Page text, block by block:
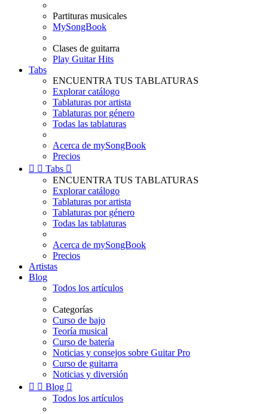
Partituras musicales
MySongBook
Clases de guitarra
Play Guitar Hits
Tabs
ENCUENTRA TUS TABLATURAS
Explorar catálogo
Tablaturas por artista
Tablaturas por género
Todas las tablaturas
Acerca de mySongBook
Precios
  Tabs 
ENCUENTRA TUS TABLATURAS
Explorar catálogo
Tablaturas por artista
Tablaturas por género
Todas las tablaturas
Acerca de mySongBook
Precios
Artistas
Blog
Todos los artículos
Categorías
Curso de bajo
Teoría musical
Curso de batería
Noticias y consejos sobre Guitar Pro
Curso de guitarra
Noticias y diversión
  Blog 
Todos los artículos